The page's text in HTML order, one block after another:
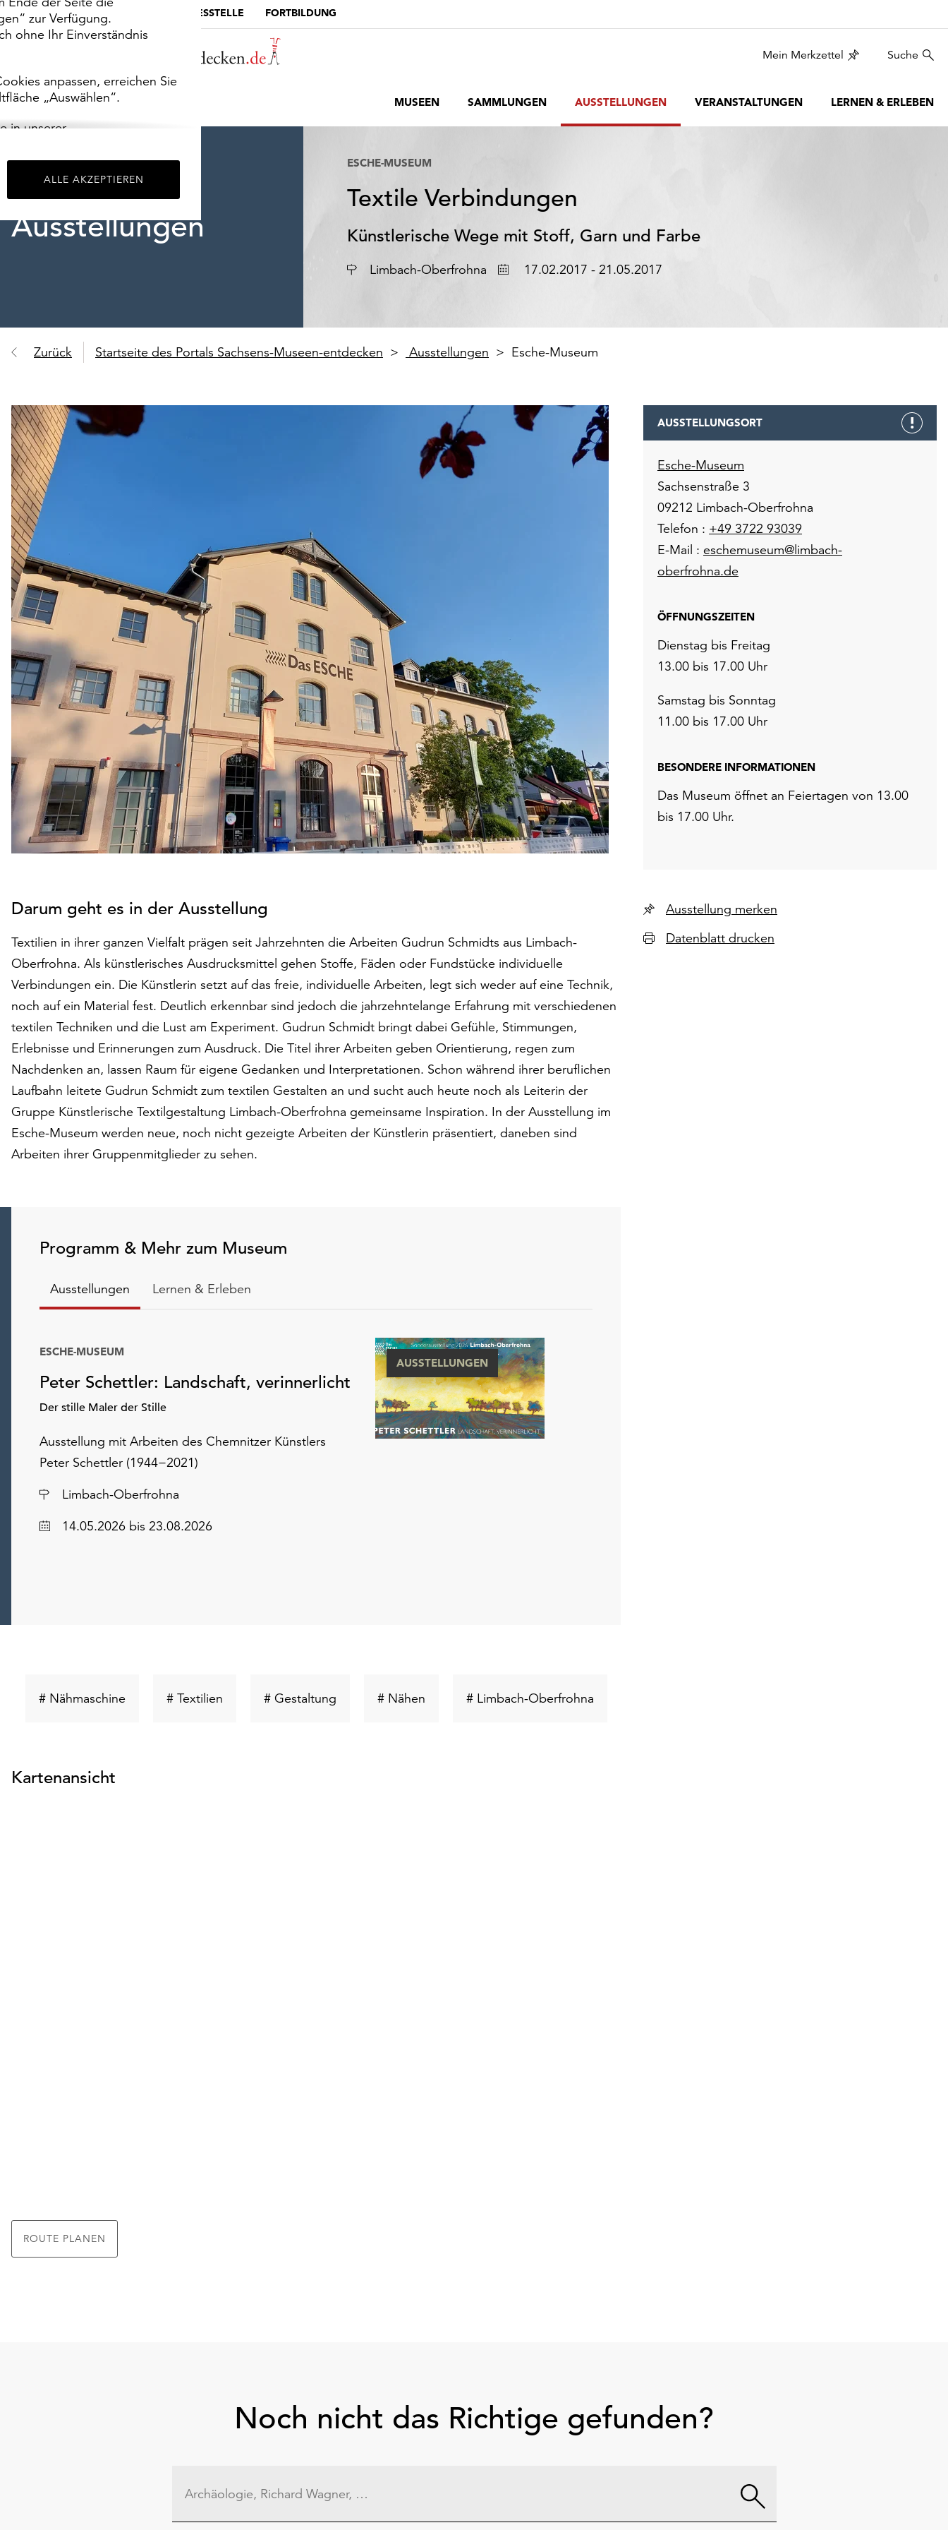
zur Verfügung.
ohne Ihr Einverständnis
anpassen, erreichen Sie
„Auswählen“.
in unserer
ALLE AKZEPTIEREN
MUSEUMSPORTAL DIE LANDESSTELLE FORTBILDUNG
Mein Merkzettel Suche
MUSEEN SAMMLUNGEN AUSSTELLUNGEN VERANSTALTUNGEN LERNEN & ERLEBEN
Ausstellungen
ESCHE-MUSEUM
Textile Verbindungen
Künstlerische Wege mit Stoff, Garn und Farbe
Ort Limbach-Oberfrohna Datum17.02.2017 - 21.05.2017
Zurück Startseite des Portals Sachsens-Museen-entdecken Ausstellungen Esche-Museum
Darum geht es in der Ausstellung
Textilien in ihrer ganzen Vielfalt prägen seit Jahrzehnten die Arbeiten Gudrun Schmidts aus Limbach-
Oberfrohna. Als künstlerisches Ausdrucksmittel gehen Stoffe, Fäden oder Fundstücke individuelle
Verbindungen ein. Die Künstlerin setzt auf das freie, individuelle Arbeiten, legt sich weder auf eine Technik,
noch auf ein Material fest. Deutlich erkennbar sind jedoch die jahrzehntelange Erfahrung mit verschiedenen
textilen Techniken und die Lust am Experiment. Gudrun Schmidt bringt dabei Gefühle, Stimmungen,
Erlebnisse und Erinnerungen zum Ausdruck. Die Titel ihrer Arbeiten geben Orientierung, regen zum
Nachdenken an, lassen Raum für eigene Gedanken und Interpretationen. Schon während ihrer beruflichen
Laufbahn leitete Gudrun Schmidt zum textilen Gestalten an und sucht auch heute noch als Leiterin der
Gruppe Künstlerische Textilgestaltung Limbach-Oberfrohna gemeinsame Inspiration. In der Ausstellung im
Esche-Museum werden neue, noch nicht gezeigte Arbeiten der Künstlerin präsentiert, daneben sind
Arbeiten ihrer Gruppenmitglieder zu sehen.
Programm & Mehr zum Museum
Ausstellungen Lernen & Erleben
Peter Schettler: Landschaft, verinnerlicht
Der stille Maler der Stille
ESCHE-MUSEUM
Ausstellung mit Arbeiten des Chemnitzer Künstlers
Peter Schettler (1944−2021)
Ort
Limbach-Oberfrohna
Datum14.05.2026 bis 23.08.2026
AUSSTELLUNGEN
# NähmaschineSchlüsselwort
# TextilienSchlüsselwort# GestaltungSchlüsselwort
# NähenSchlüsselwort# Limbach-OberfrohnaSchlüsselwort
Kartenansicht
ROUTE PLANEN
AUSSTELLUNGSORT
Esche-Museum
Sachsenstraße 3
09212 Limbach-Oberfrohna
Telefon : +49 3722 93039
E-Mail : eschemuseum@limbach-
oberfrohna.de
ÖFFNUNGSZEITEN
Dienstag bis Freitag
13.00 bis 17.00 Uhr
Samstag bis Sonntag
11.00 bis 17.00 Uhr
BESONDERE INFORMATIONEN
Das Museum öffnet an Feiertagen von 13.00
bis 17.00 Uhr.
Ausstellung merken
Datenblatt drucken
Noch nicht das Richtige gefunden?